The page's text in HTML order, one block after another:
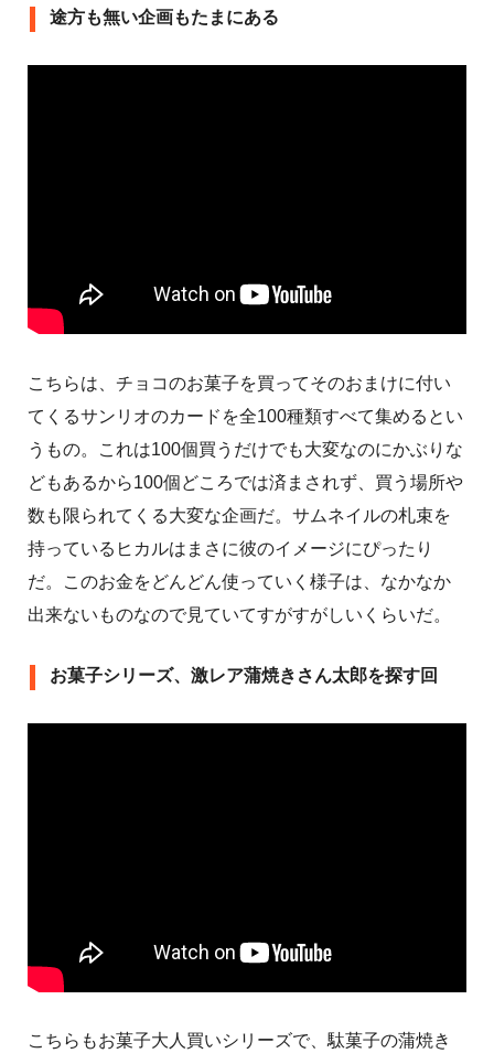
途方も無い企画もたまにある
こちらは、チョコのお菓子を買ってそのおまけに付い
てくるサンリオのカードを全100種類すべて集めるとい
うもの。これは100個買うだけでも大変なのにかぶりな
どもあるから100個どころでは済まされず、買う場所や
数も限られてくる大変な企画だ。サムネイルの札束を
持っているヒカルはまさに彼のイメージにぴったり
だ。このお金をどんどん使っていく様子は、なかなか
出来ないものなので見ていてすがすがしいくらいだ。
お菓子シリーズ、激レア蒲焼きさん太郎を探す回
こちらもお菓子大人買いシリーズで、駄菓子の蒲焼き